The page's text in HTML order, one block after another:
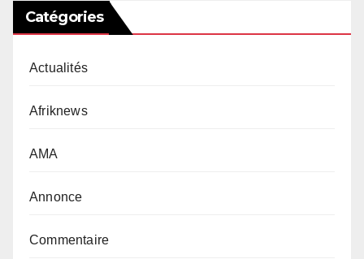
Catégories
Actualités
Afriknews
AMA
Annonce
Commentaire